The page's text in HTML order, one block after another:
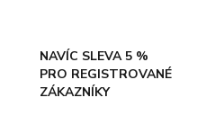
NAVÍC SLEVA 5 %
PRO REGISTROVANÉ
ZÁKAZNÍKY